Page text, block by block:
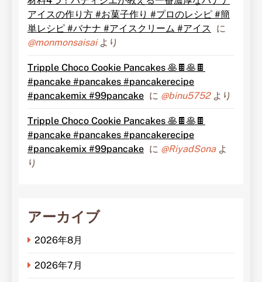
アイスの作り方 #お菓子作り #プロのレシピ #簡
単レシピ #バナナ #アイスクリーム #アイス
に
@monmonsaisaiより
Tripple Choco Cookie Pancakes 🥞🍫🥞🍫
#pancake #pancakes #pancakerecipe
#pancakemix #99pancake に @binu5752より
Tripple Choco Cookie Pancakes 🥞🍫🥞🍫
#pancake #pancakes #pancakerecipe
#pancakemix #99pancake に @RiyadSonaよ
り
アーカイブ
2026年8月
2026年7月